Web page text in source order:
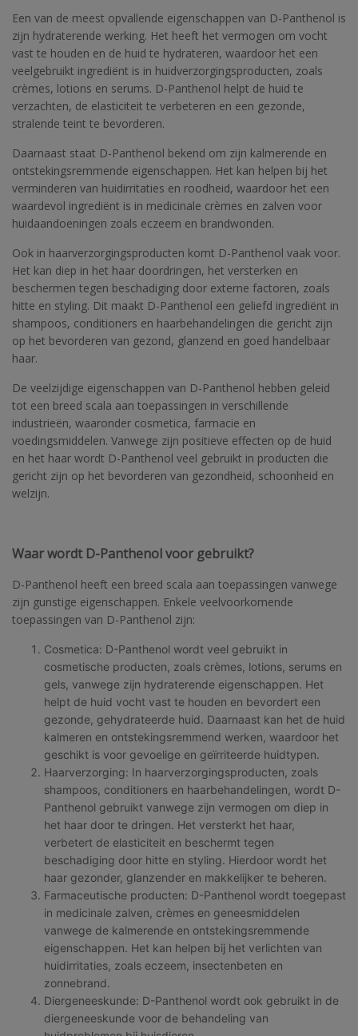
Een van de meest opvallende eigenschappen van D-Panthenol is
zijn hydraterende werking. Het heeft het vermogen om vocht
vast te houden en de huid te hydrateren, waardoor het een
veelgebruikt ingrediënt is in huidverzorgingsproducten, zoals
crèmes, lotions en serums. D-Panthenol helpt de huid te
verzachten, de elasticiteit te verbeteren en een gezonde,
stralende teint te bevorderen.
Daarnaast staat D-Panthenol bekend om zijn kalmerende en
ontstekingsremmende eigenschappen. Het kan helpen bij het
verminderen van huidirritaties en roodheid, waardoor het een
waardevol ingrediënt is in medicinale crèmes en zalven voor
huidaandoeningen zoals eczeem en brandwonden.
Ook in haarverzorgingsproducten komt D-Panthenol vaak voor.
Het kan diep in het haar doordringen, het versterken en
beschermen tegen beschadiging door externe factoren, zoals
hitte en styling. Dit maakt D-Panthenol een geliefd ingrediënt in
shampoos, conditioners en haarbehandelingen die gericht zijn
op het bevorderen van gezond, glanzend en goed handelbaar
haar.
De veelzijdige eigenschappen van D-Panthenol hebben geleid
tot een breed scala aan toepassingen in verschillende
industrieën, waaronder cosmetica, farmacie en
voedingsmiddelen. Vanwege zijn positieve effecten op de huid
en het haar wordt D-Panthenol veel gebruikt in producten die
gericht zijn op het bevorderen van gezondheid, schoonheid en
welzijn.
Waar wordt D-Panthenol voor gebruikt?
D-Panthenol heeft een breed scala aan toepassingen vanwege
zijn gunstige eigenschappen. Enkele veelvoorkomende
toepassingen van D-Panthenol zijn:
Cosmetica: D-Panthenol wordt veel gebruikt in
cosmetische producten, zoals crèmes, lotions, serums en
gels, vanwege zijn hydraterende eigenschappen. Het
helpt de huid vocht vast te houden en bevordert een
gezonde, gehydrateerde huid. Daarnaast kan het de huid
kalmeren en ontstekingsremmend werken, waardoor het
geschikt is voor gevoelige en geïrriteerde huidtypen.
Haarverzorging: In haarverzorgingsproducten, zoals
shampoos, conditioners en haarbehandelingen, wordt D-
Panthenol gebruikt vanwege zijn vermogen om diep in
het haar door te dringen. Het versterkt het haar,
verbetert de elasticiteit en beschermt tegen
beschadiging door hitte en styling. Hierdoor wordt het
haar gezonder, glanzender en makkelijker te beheren.
Farmaceutische producten: D-Panthenol wordt toegepast
in medicinale zalven, crèmes en geneesmiddelen
vanwege de kalmerende en ontstekingsremmende
eigenschappen. Het kan helpen bij het verlichten van
huidirritaties, zoals eczeem, insectenbeten en
zonnebrand.
Diergeneeskunde: D-Panthenol wordt ook gebruikt in de
diergeneeskunde voor de behandeling van